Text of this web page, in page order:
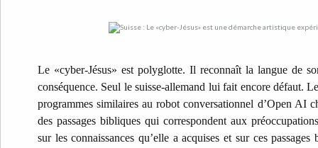
Le «cyber-Jésus» est polyglotte. Il reconnaît la langue de
conséquence. Seul le suisse-allemand lui fait encore défaut.
programmes similaires au robot conversationnel d’Open AI
des passages bibliques qui correspondent aux
sur les connaissances qu’elle a acquises et sur ces